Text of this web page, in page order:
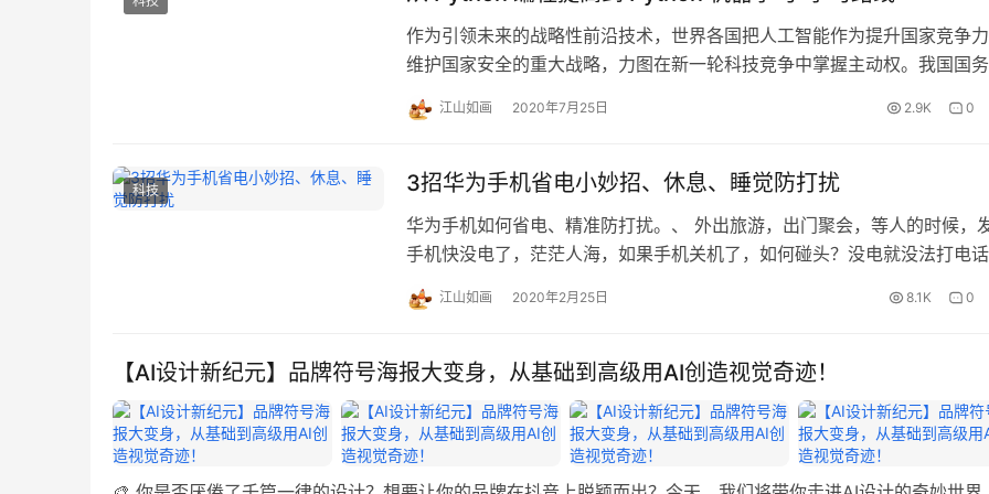
作为引领未来的战略性前沿技术，世界各国把人工智能作为提升国家竞争
维护国家安全的重大战略，力图在新一轮科技竞争中掌握主动权。我国国
大战略机遇，构筑我国人工智能发展的重大战略机遇，加快建设创新型国
步贯彻落实…
江山如画 2020年7月25日 2.9K 0
科技 3招华为手机省电小妙招、休息、睡觉防打扰
华为手机如何省电、精准防打扰。、 外出旅游，出门聚会，等人的时候，
手机快没电了，茫茫人海，如果手机关机了，如何碰头？没电就没法打电
机如何省电？ 一：开启超级省电模式 华为手机省电模式的设置方法：解锁
之后就…
江山如画 2020年2月25日 8.1K 0
【AI设计新纪元】品牌符号海报大变身，从基础到高级用AI创造视觉奇迹！